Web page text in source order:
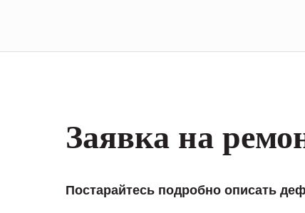
Заявка на
Постарайтесь подробно описать